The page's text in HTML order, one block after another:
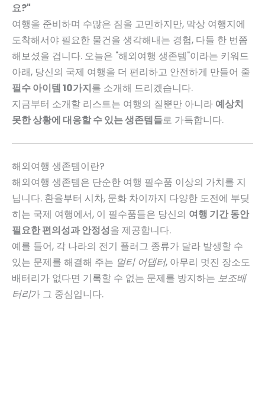
요?"
여행을 준비하며 수많은 짐을 고민하지만, 막상 여행지에
도착해서야 필요한 물건을 생각해내는 경험, 다들 한 번쯤
해보셨을 겁니다. 오늘은 "해외여행 생존템"이라는 키워드
아래, 당신의 국제 여행을 더 편리하고 안전하게 만들어 줄
필수 아이템 10가지를 소개해 드리겠습니다.
지금부터 소개할 리스트는 여행의 질뿐만 아니라 예상치
못한 상황에 대응할 수 있는 생존템들로 가득합니다.
해외여행 생존템이란?
해외여행 생존템은 단순한 여행 필수품 이상의 가치를 지
닙니다. 환율부터 시차, 문화 차이까지 다양한 도전에 부딪
히는 국제 여행에서, 이 필수품들은 당신의 여행 기간 동안
필요한 편의성과 안정성을 제공합니다.
예를 들어, 각 나라의 전기 플러그 종류가 달라 발생할 수
있는 문제를 해결해 주는 멀티 어댑터, 아무리 멋진 장소도
배터리가 없다면 기록할 수 없는 문제를 방지하는 보조배
터리가 그 중심입니다.